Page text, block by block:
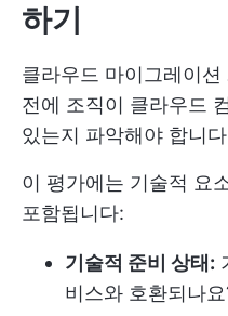
하기
클라우드 마이그레이
전에 조직이 클라우드
있는지 파악해야 합니
이 평가에는 기술적 요
포함됩니다:
기술적 준비 상태:
비스와 호환되나